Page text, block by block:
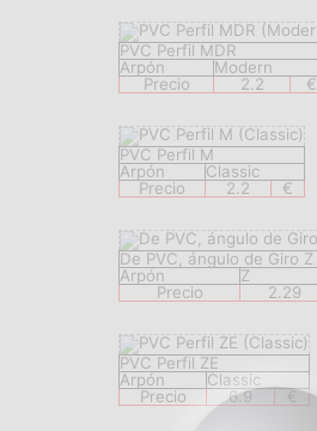
PVC Perfil MDR
Arpón
Modern
Precio
2.2 €
PVC Perfil M
Arpón
Classic
Precio
2.2 €
De PVC, ángulo de Giro Z
Arpón
Z
Precio
2.29
PVC Perfil ZE
Arpón
Classic
Precio
6.9